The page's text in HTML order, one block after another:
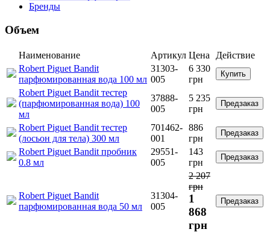
Бренды
Объем
Наименование Артикул Цена
Действие
Robert Piguet Bandit
парфюмированная вода 100 мл
31303-
005
6 330
грн
Купить
Robert Piguet Bandit тестер
(парфюмированная вода) 100
мл
37888-
005
5 235
грн
Предзаказ
Robert Piguet Bandit тестер
(лосьон для тела) 300 мл
701462-
001
886
грн
Предзаказ
Robert Piguet Bandit пробник
0.8 мл
29551-
005
143
грн
Предзаказ
Robert Piguet Bandit
парфюмированная вода 50 мл
31304-
005
2 207
грн
1
868
грн
Предзаказ